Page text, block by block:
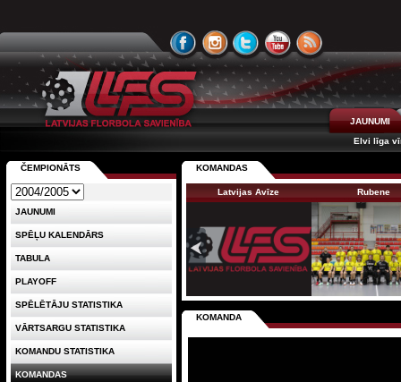
JAUNUMI
Elvi līga
KOMANDAS
Latvijas Avīze Rubene
KOMANDA
ČEMPIONĀTS
JAUNUMI
SPĒĻU KALENDĀRS
TABULA
PLAYOFF
SPĒLĒTĀJU STATISTIKA
VĀRTSARGU STATISTIKA
KOMANDU STATISTIKA
KOMANDAS